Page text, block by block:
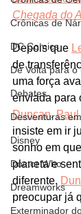
Crônicas de
DC Comics
De Volta para o
Debates
Desventuras
Disney
Doctor Who
Dreamworks
Exterminador
Chegada do
Depois que
de
uma força
enviada para
Duncan. Paul
insiste em ir
sonho em que
planeta e
diferente.
preocupar já